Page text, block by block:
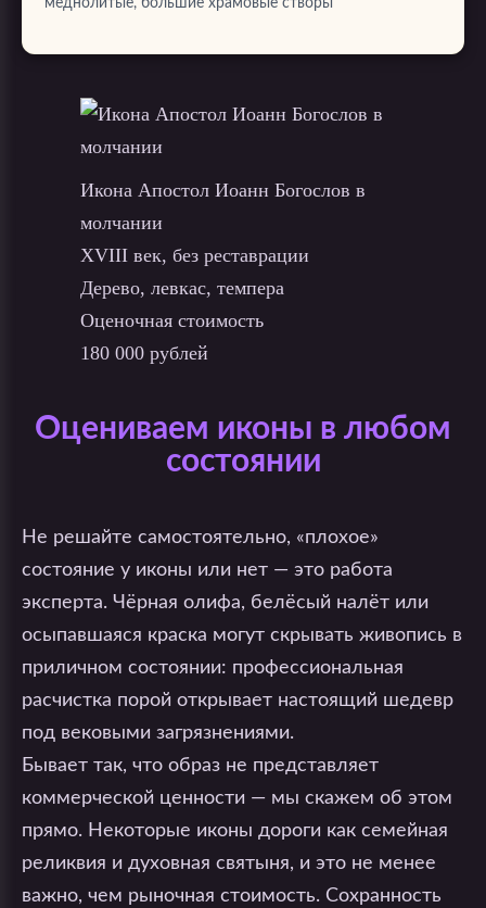
Икона Апостол Иоанн Богослов в
молчании
XVIII век, без реставрации
Дерево, левкас, темпера
Оценочная стоимость
180 000 рублей
Оцениваем иконы в любом
состоянии
Не решайте самостоятельно, «плохое»
состояние у иконы или нет — это работа
эксперта. Чёрная олифа, белёсый налёт или
осыпавшаяся краска могут скрывать живопись в
приличном состоянии: профессиональная
расчистка порой открывает настоящий шедевр
под вековыми загрязнениями.
Бывает так, что образ не представляет
коммерческой ценности — мы скажем об этом
прямо. Некоторые иконы дороги как семейная
реликвия и духовная святыня, и это не менее
важно, чем рыночная стоимость. Сохранность